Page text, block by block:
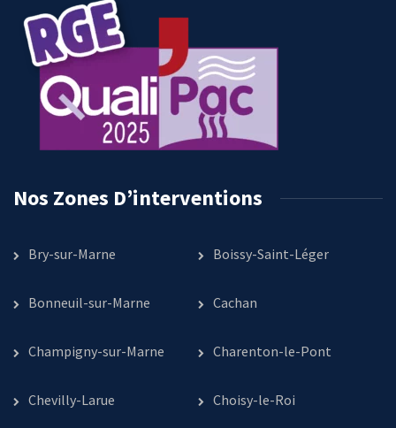
Nos Zones D’interventions
Bry-sur-Marne Boissy-Saint-Léger
Bonneuil-sur-Marne Cachan
Champigny-sur-Marne Charenton-le-Pont
Chevilly-Larue Choisy-le-Roi